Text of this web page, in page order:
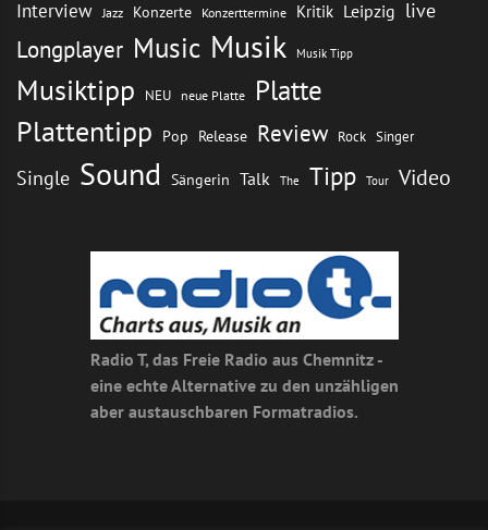
Interview Jazz Konzerte Konzerttermine Kritik Leipzig live
Longplayer Music Musik Musik Tipp
Musiktipp NEU neue Platte Platte
Plattentipp Pop Release Review Rock Singer
Single Sound Sängerin Talk The Tipp Tour Video
Radio T, das Freie Radio aus Chemnitz -
eine echte Alternative zu den unzähligen
aber austauschbaren Formatradios.